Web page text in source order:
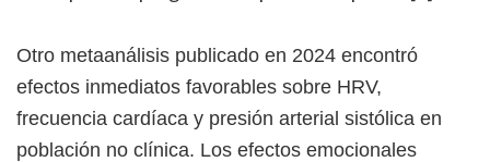
Otro metaanálisis publicado en 2024 encontró
efectos inmediatos favorables sobre HRV,
frecuencia cardíaca y presión arterial sistólica en
población no clínica. Los efectos emocionales